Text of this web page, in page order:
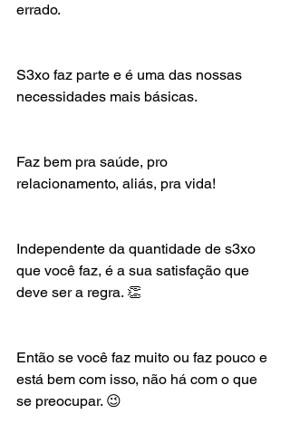
errado.
S3xo faz parte e é uma das nossas
necessidades mais básicas.
Faz bem pra saúde, pro
relacionamento, aliás, pra vida!
Independente da quantidade de s3xo
que você faz, é a sua satisfação que
deve ser a regra. 👏
Então se você faz muito ou faz pouco e
está bem com isso, não há com o que
se preocupar. 😉